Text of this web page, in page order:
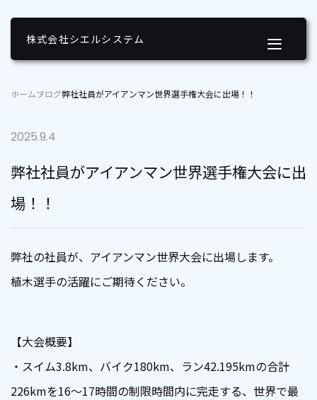
シエルシステム
株式会社シエルシステム
ホームブログ弊社社員がアイアンマン世界選手権大会に出場！！
2025.9.4
弊社社員がアイアンマン世界選手権大会に出
場！！
弊社の社員が、アイアンマン世界大会に出場します。
植木選手の活躍にご期待ください。
【大会概要】
・スイム3.8km、バイク180km、ラン42.195kmの合計
226kmを16～17時間の制限時間内に完走する、世界で最